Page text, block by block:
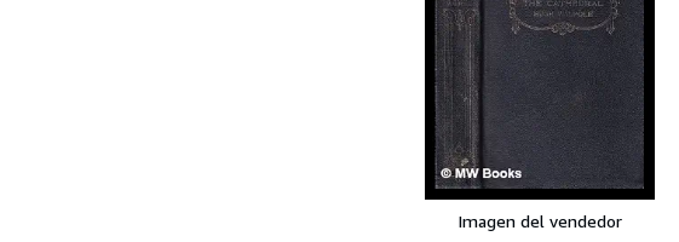
Imagen del vendedor